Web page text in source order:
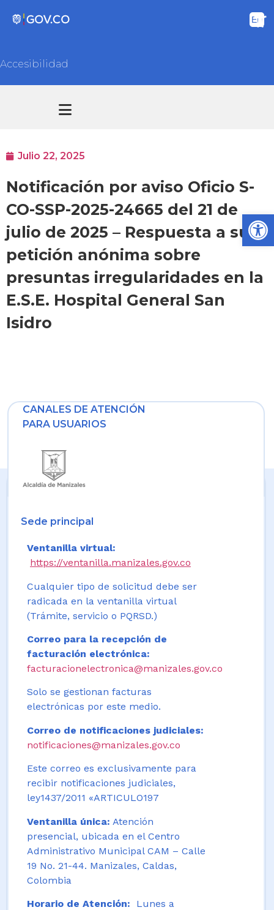
Accesibilidad
Julio 22, 2025
Notificación por aviso Oficio S-
CO-SSP-2025-24665 del 21 de
julio de 2025 – Respuesta a su
petición anónima sobre
presuntas irregularidades en la
E.S.E. Hospital General San
Isidro
CANALES DE ATENCIÓN
PARA USUARIOS
Sede principal
Ventanilla virtual:
https://ventanilla.manizales.gov.co
Cualquier tipo de solicitud debe ser
radicada en la ventanilla virtual
(Trámite, servicio o PQRSD.)
Correo para la recepción de
facturación electrónica:
facturacionelectronica@manizales.gov.co
Solo se gestionan facturas
electrónicas por este medio.
Correo de notificaciones judiciales:
notificaciones@manizales.gov.co
Este correo es exclusivamente para
recibir notificaciones judiciales,
ley1437/2011 «ARTICULO197
Ventanilla única: Atención
presencial, ubicada en el Centro
Administrativo Municipal CAM – Calle
19 No. 21-44. Manizales, Caldas,
Colombia
Horario de Atención:
Lunes a